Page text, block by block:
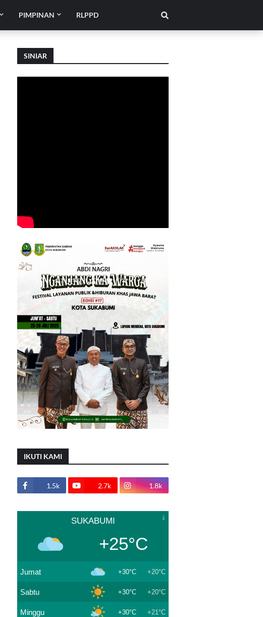
PIMPINAN RLPPD
SINIAR
IKUTI KAMI
1.5k 2.7k 1.8k
SUKABUMI
+25°C
Jumat +30°C +20°C
Sabtu +30°C +20°C
Minggu +30°C +21°C